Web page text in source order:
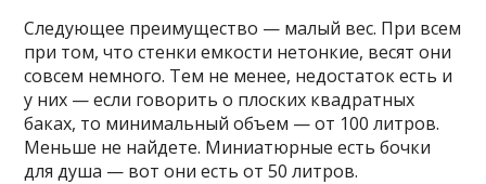
Следующее преимущество — малый вес. При всем
при том, что стенки емкости нетонкие, весят они
совсем немного. Тем не менее, недостаток есть и
у них — если говорить о плоских квадратных
баках, то минимальный объем — от 100 литров.
Меньше не найдете. Миниатюрные есть бочки
для душа — вот они есть от 50 литров.